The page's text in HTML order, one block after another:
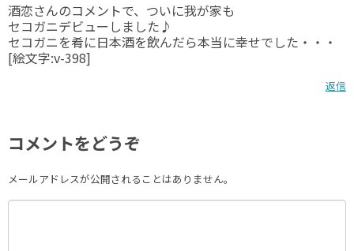
酒恋さんのコメントで、ついに我が家も
セコガニデビューしました♪
セコガニを肴に日本酒を飲んだら本当に幸せでした・・・
[絵文字:v-398]
返信
コメントをどうぞ
メールアドレスが公開されることはありません。